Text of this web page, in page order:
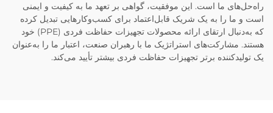
راه‌حل‌های ما است. این موفقیت، گواهی بر تعهد ما به کیفیت و ایمنی
است و ما را به یک شریک قابل‌اعتماد برای کسب‌وکارهایی تبدیل کرده
که به‌دنبال ارتقای ارائه محصولات تجهیزات حفاظت فردی (PPE) خود
هستند. مشارکت‌های استراتژیک ما با رهبران صنعت، اعتبار ما را به‌عنوان
یک تولیدکننده برتر تجهیزات حفاظت فردی بیشتر تأیید می‌کند.